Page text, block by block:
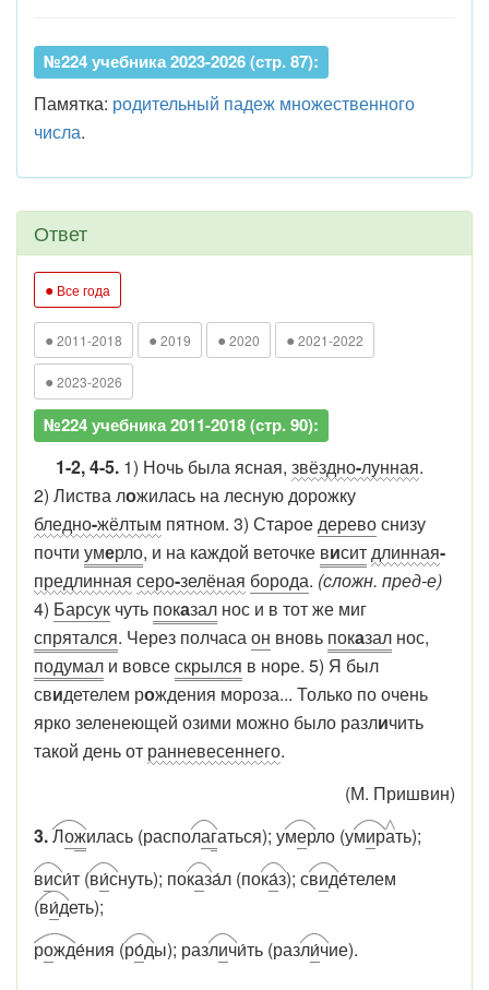
№224 учебника 2023-2026 (стр. 87):
Памятка: родительный падеж множественного
числа.
Ответ
● Все года
● 2011-2018 ● 2019 ● 2020 ● 2021-2022
● 2023-2026
№224 учебника 2011-2018 (стр. 90):
1-2, 4-5. 1) Ночь была ясная, звёздно-лунная.
2) Листва ложилась на лесную дорожку
бледно-жёлтым пятном. 3) Староедеревоснизу
почти умерло, и на каждой веточке виситдлинная-
предлинная серо-зелёная борода. (сложн. пред-е)
4) Барсук чуть показал нос и в тот же миг
спрятался. Через полчасаон вновь показал нос,
подумал и вовсескрылся в норе. 5) Я был
свидетелем рождения мороза... Только по очень
ярко зеленеющей озими можно было различить
такой день от ранневесеннего.
(М. Пришвин)
3.Ложилась (располагаться); умерло (умирать);
виси́т (ви́снуть); показа́л (пока́з); свиде́телем
(ви́деть);
рожде́ния (ро́ды); различи́ть (разли́чие).